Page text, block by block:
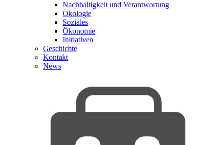
Nachhaltigkeit und Verantwortung
Ökologie
Soziales
Ökonomie
Initiativen
Geschichte
Kontakt
News